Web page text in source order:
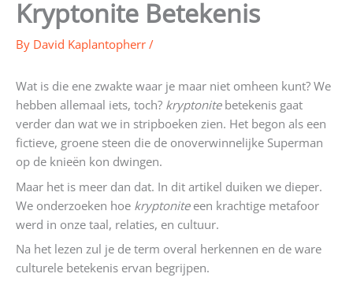
Kryptonite Betekenis
By David Kaplantopherr /
Wat is die ene zwakte waar je maar niet omheen kunt? We
hebben allemaal iets, toch? kryptonitebetekenis gaat
verder dan wat we in stripboeken zien. Het begon als een
fictieve, groene steen die de onoverwinnelijke Superman
op de knieën kon dwingen.
Maar het is meer dan dat. In dit artikel duiken we dieper.
We onderzoeken hoe kryptoniteeen krachtige metafoor
werd in onze taal, relaties, en cultuur.
Na het lezen zul je de term overal herkennen en de ware
culturele betekenis ervan begrijpen.